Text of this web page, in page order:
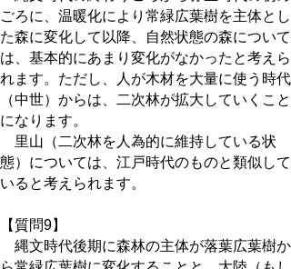
ごろに、温暖化により常緑広葉樹を主体とし
た森に変化して以降、自然状態の森について
は、基本的にあまり変化がなかったと考えら
れます。ただし、人が木材を大量に使う時代
（中世）からは、二次林が拡大していくこと
になります。
里山（二次林を人為的に維持している状
態）については、江戸時代のものと類似して
いると考えられます。
【質問9】
縄文時代後期に森林の主体が落葉広葉樹か